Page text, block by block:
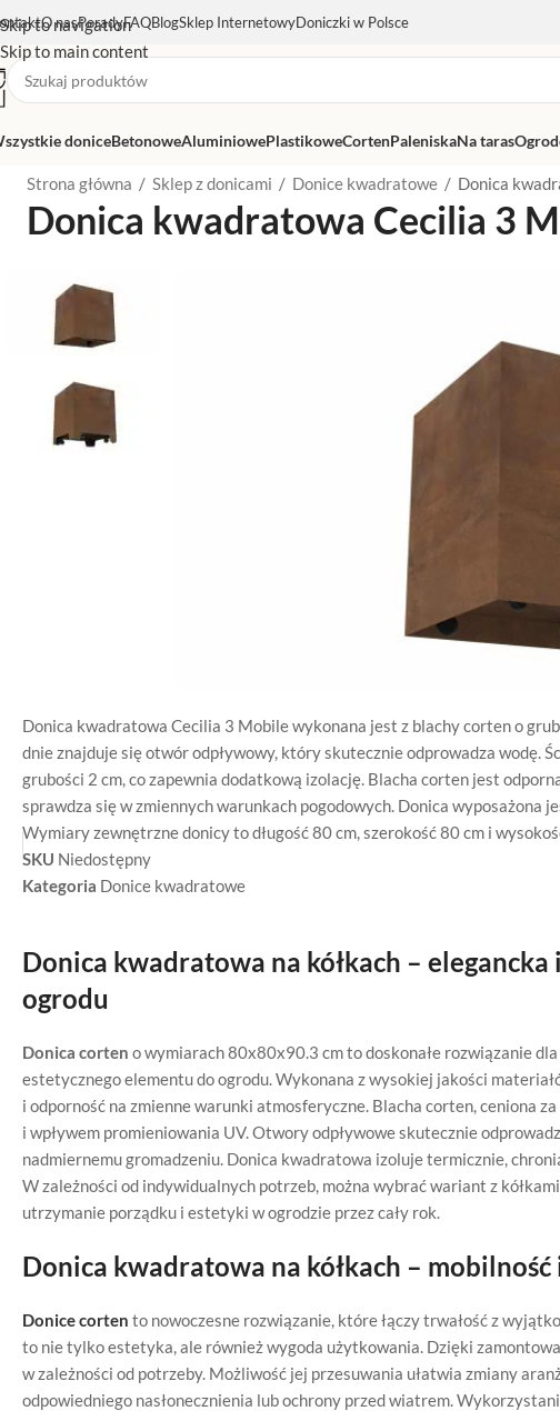
Skip to navigation
Skip to main content
O nasPoradyFAQBlogSklep InternetowyDoniczki w Polsce
doniceBetonoweAluminiowePlastikoweCortenPaleniskaNa taras
Strona główna / Sklep z donicami / Donice kwadratowe / Donica
Donica kwadratowa Cecilia 3
Donica kwadratowa Cecilia 3 Mobile wykonana jest z blachy corten o
dnie znajduje się otwór odpływowy, który skutecznie odprowadza wodę.
grubości 2 cm, co zapewnia dodatkową izolację. Blacha corten jest
sprawdza się w zmiennych warunkach pogodowych. Donica wyposażona
Wymiary zewnętrzne donicy to długość 80 cm, szerokość 80 cm i
SKU Niedostępny
Kategoria Donice kwadratowe
Donica kwadratowa na kółkach –
ogrodu
Donica corten o wymiarach 80x80x90.3 cm to doskonałe rozwiązanie
estetycznego elementu do ogrodu. Wykonana z wysokiej jakości
i odporność na zmienne warunki atmosferyczne. Blacha corten, ceniona
i wpływem promieniowania UV. Otwory odpływowe skutecznie
nadmiernemu gromadzeniu. Donica kwadratowa izoluje termicznie,
W zależności od indywidualnych potrzeb, można wybrać wariant z
utrzymanie porządku i estetyki w ogrodzie przez cały rok.
Donica kwadratowa na kółkach – mobilność
Donice corten to nowoczesne rozwiązanie, które łączy trwałość z
to nie tylko estetyka, ale również wygoda użytkowania. Dzięki
w zależności od potrzeby. Możliwość jej przesuwania ułatwia zmiany
odpowiedniego nasłonecznienia lub ochrony przed wiatrem.